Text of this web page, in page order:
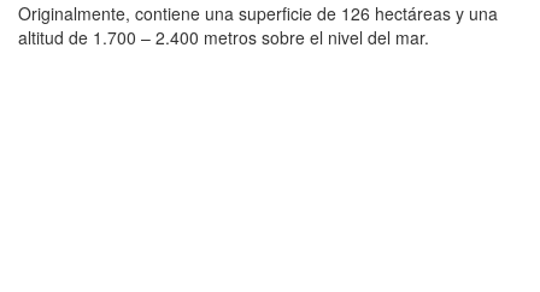
Originalmente, contiene una superficie de 126 hectáreas y una
altitud de 1.700 – 2.400 metros sobre el nivel del mar.